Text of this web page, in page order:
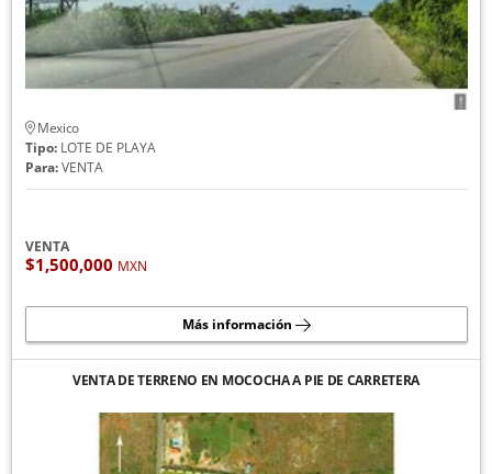
Mexico
Tipo:LOTE DE PLAYA
Para:VENTA
VENTA
$1,500,000 MXN
Más información
VENTA DE TERRENO EN MOCOCHA A PIE DE CARRETERA